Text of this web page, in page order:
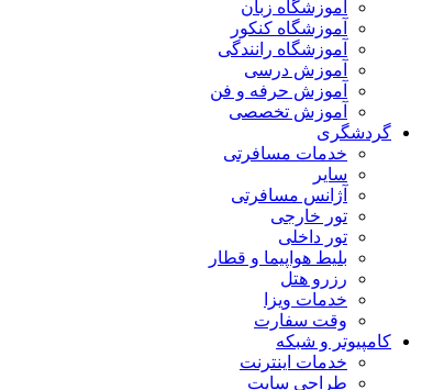
آموزشگاه زبان
آموزشگاه کنکور
آموزشگاه رانندگی
آموزش درسی
آموزش حرفه و فن
آموزش تخصصی
گردشگری
خدمات مسافرتی
سایر
آژانس مسافرتی
تور خارجی
تور داخلی
بلیط هواپیما و قطار
رزرو هتل
خدمات ویزا
وقت سفارت
کامپیوتر و شبکه
خدمات اینترنت
طراحی سایت